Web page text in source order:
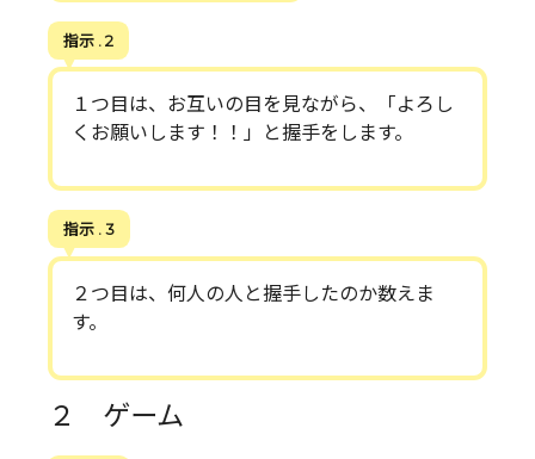
指示 . 2
１つ目は、お互いの目を見ながら、「よろし
くお願いします！！」と握手をします。
指示 . 3
２つ目は、何人の人と握手したのか数えま
す。
２ ゲーム